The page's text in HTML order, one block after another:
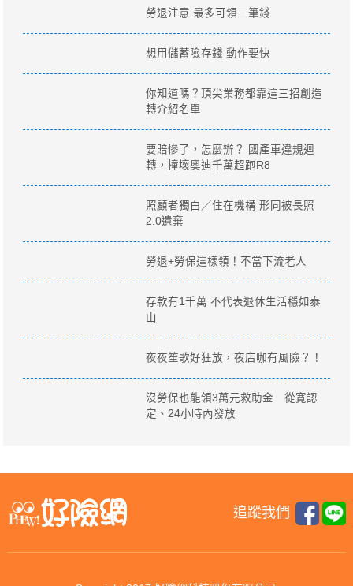
勞退注意 最多可領三筆錢
想用儲蓄險存錢 動作要快
你知道嗎？頂尖業務都靠這三招創造
轉介紹名單
要賠慘了，怎麼辦？ 國產車違規迴
轉，撞壞奧迪千萬超跑R8
照顧者獨白／住在機構 形同被長照
2.0遺棄
勞退+勞保這樣領！不當下流老人
存款有1千萬 不代表退休生活穩如泰
山
夜夜笙歌好狂放，夜店咖有風險？！
沒勞保也能領3萬元救助金 從寛認
定、24小時內發放
追蹤我們